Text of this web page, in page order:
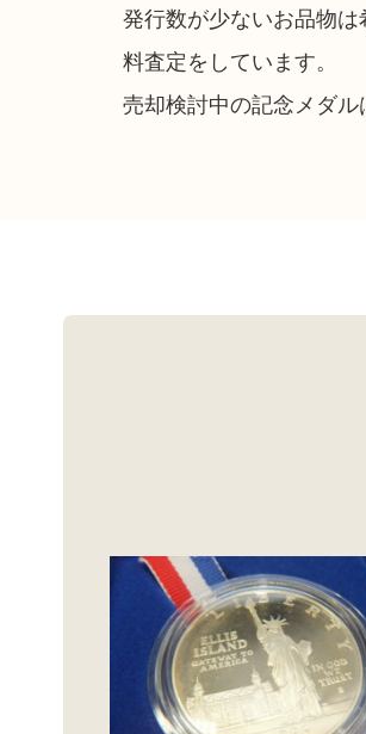
発行数が少ないお品物
料査定をしています。
売却検討中の記念メダル